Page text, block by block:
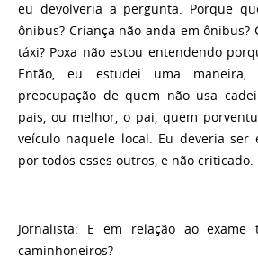
eu devolveria a pergunta. Porque
ônibus? Criança não anda em ônibus?
táxi? Poxa não estou entendendo
Então, eu estudei uma maneira,
preocupação de quem não usa
pais, ou melhor, o pai, quem
veículo naquele local. Eu deveria ser
por todos esses outros, e não criticado.
Jornalista: E em relação ao exame
caminhoneiros?